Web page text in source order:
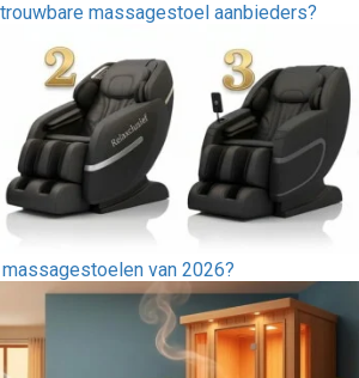
massagestoel aanbieders?
van 2026?